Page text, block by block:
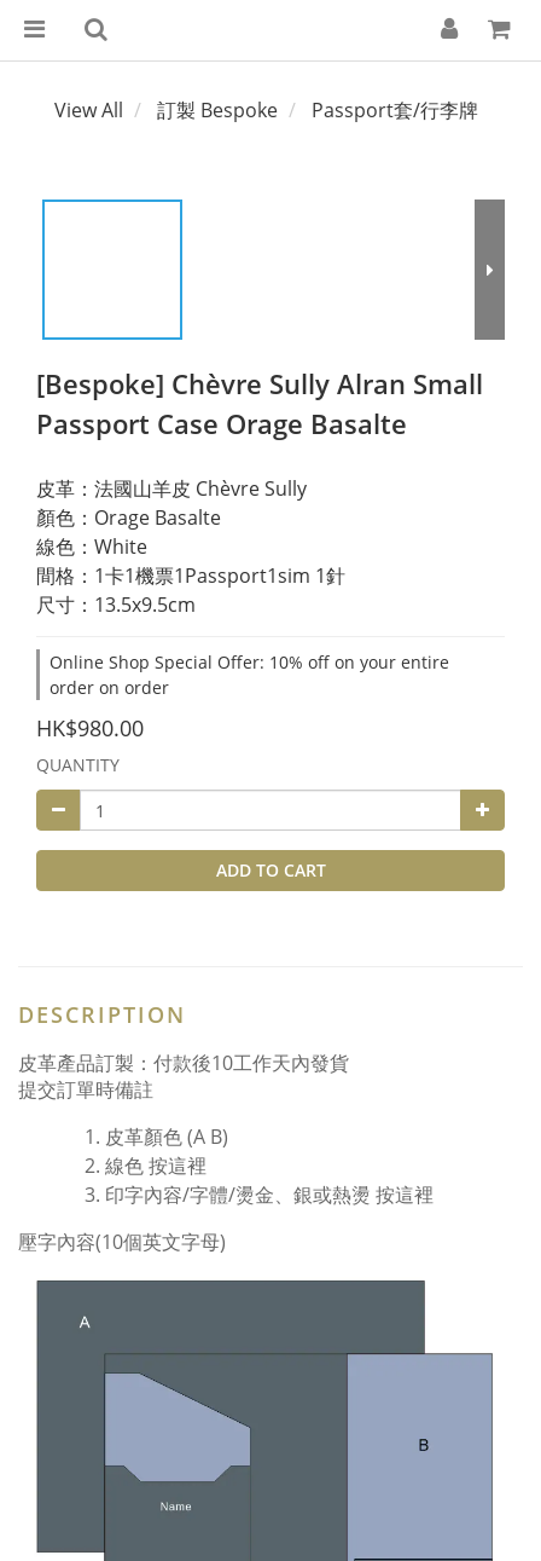
View All 訂製 Bespoke Passport套/行李牌
[Bespoke] Chèvre Sully Alran Small
Passport Case Orage Basalte
皮革：法國山羊皮 Chèvre Sully
顏色：Orage Basalte
線色：White
間格：1卡1機票1Passport1sim 1針
尺寸：13.5x9.5cm
Online Shop Special Offer: 10% off on your entire
order on order
HK$980.00
QUANTITY
ADD TO CART
DESCRIPTION
皮革產品訂製：付款後10工作天內發貨
提交訂單時備註
皮革顏色 (A B)
線色按這裡
印字內容/字體/燙金、銀或熱燙 按這裡
壓字內容(10個英文字母)